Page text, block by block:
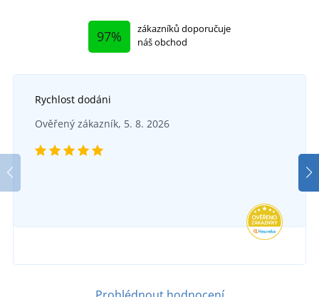
97%
zákazníků doporučuje
náš obchod
Rychlost dodáni
Ověřený zákazník, 5. 8. 2026